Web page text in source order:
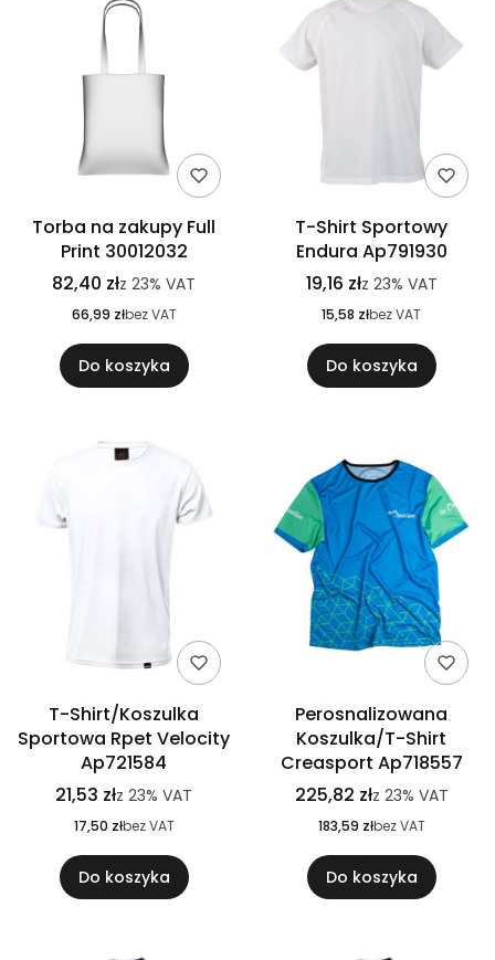
Torba na zakupy Full
Print 30012032
82,40 złz 23% VAT
66,99 złbez VAT
Do koszyka
T-Shirt Sportowy
Endura Ap791930
19,16 złz 23% VAT
15,58 złbez VAT
Do koszyka
T-Shirt/Koszulka
Sportowa Rpet Velocity
Ap721584
21,53 złz 23% VAT
17,50 złbez VAT
Do koszyka
Perosnalizowana
Koszulka/T-Shirt
Creasport Ap718557
225,82 złz 23% VAT
183,59 złbez VAT
Do koszyka